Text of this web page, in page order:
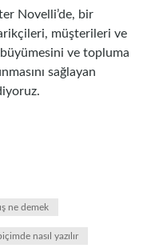
Novelli’de, bir
müşterileri ve
ve topluma
sağlayan
ne demek
nasıl yazılır